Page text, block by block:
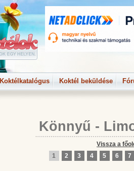
Koktélkatalógus Koktél beküldése
Könnyű -
Vissza a
1
2 3 4 5 6 7